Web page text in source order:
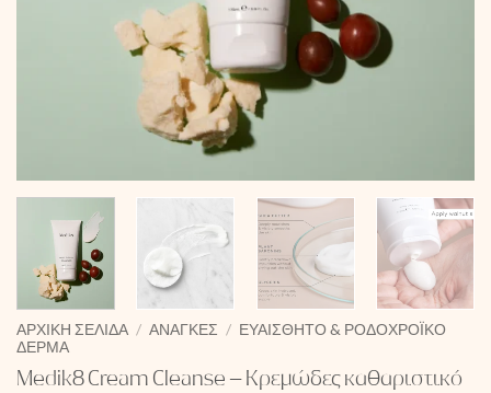
ΑΡΧΙΚΉ ΣΕΛΊΔΑ / ΑΝΆΓΚΕΣ / ΕΥΑΊΣΘΗΤΟ & ΡΟΔΟΧΡΟΪΚΌ
ΔΈΡΜΑ
Medik8 Cream Cleanse – Κρεμώδες καθαριστικό